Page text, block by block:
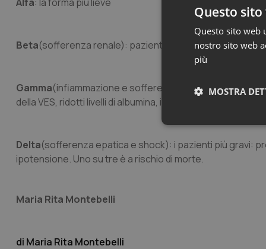
Beta(sofferenza renale): pazienti a rischio (età
Gamma(infiammazione e sofferenza polmonare):
della VES, ridotti livelli di albumina, iperpiressia
Delta(sofferenza epatica e shock): i pazienti più gravi:
ipotensione. Uno su tre è a rischio di morte.
Maria Rita Montebelli
Maria Rita Montebelli
Questo
Questo sito web
nostro sito web
più
MOSTRA